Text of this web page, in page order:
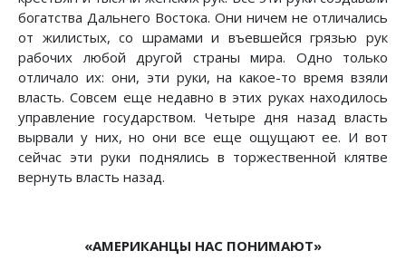
богатства Дальнего Востока. Они ничем не отличались
от жилистых, со шрамами и въевшейся грязью рук
рабочих любой другой страны мира. Одно только
отличало их: они, эти руки, на какое-то время взяли
власть. Совсем еще недавно в этих руках находилось
управление государством. Четыре дня назад власть
вырвали у них, но они все еще ощущают ее. И вот
сейчас эти руки поднялись в торжественной клятве
вернуть власть назад.
«АМЕРИКАНЦЫ НАС ПОНИМАЮТ»